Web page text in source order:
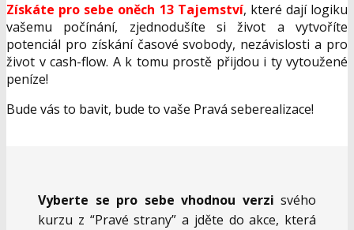
Získáte pro sebe oněch 13 Tajemství, které dají logiku
vašemu počínání, zjednodušíte si život a vytvoříte
potenciál pro získání časové svobody, nezávislosti a pro
život v cash-flow. A k tomu prostě přijdou i ty vytoužené
peníze!
Bude vás to bavit, bude to vaše Pravá seberealizace!
Vyberte se pro sebe vhodnou verzi svého
kurzu z “Pravé strany” a jděte do akce, která